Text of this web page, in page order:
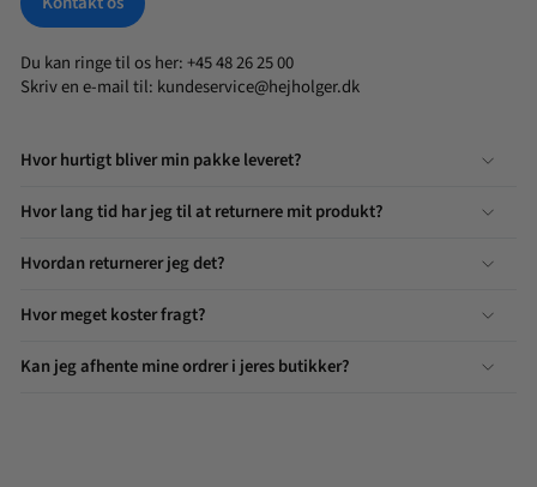
Du kan ringe til os her: +45 48 26 25 00
Skriv en e-mail til: kundeservice@hejholger.dk
Hvor hurtigt bliver min pakke leveret?
Hvor lang tid har jeg til at returnere mit produkt?
Hvordan returnerer jeg det?
Hvor meget koster fragt?
Kan jeg afhente mine ordrer i jeres butikker?